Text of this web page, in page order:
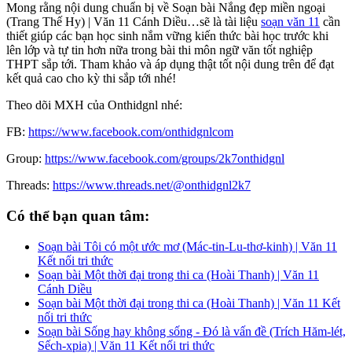
Mong rằng nội dung chuẩn bị về Soạn bài Nắng đẹp miền ngoại
(Trang Thế Hy) | Văn 11 Cánh Diều…sẽ là tài liệu soạn văn 11 cần
thiết giúp các bạn học sinh nắm vững kiến thức bài học trước khi
lên lớp và tự tin hơn nữa trong bài thi môn ngữ văn tốt nghiệp
THPT sắp tới. Tham khảo và áp dụng thật tốt nội dung trên để đạt
kết quả cao cho kỳ thi sắp tới nhé!
Theo dõi MXH của Onthidgnl nhé:
FB: https://www.facebook.com/onthidgnlcom
Group: https://www.facebook.com/groups/2k7onthidgnl
Threads: https://www.threads.net/@onthidgnl2k7
Có thể bạn quan tâm:
Soạn bài Tôi có một ước mơ (Mác-tin-Lu-thơ-kinh) | Văn 11
Kết nối tri thức
Soạn bài Một thời đại trong thi ca (Hoài Thanh) | Văn 11
Cánh Diều
Soạn bài Một thời đại trong thi ca (Hoài Thanh) | Văn 11 Kết
nối tri thức
Soạn bài Sống hay không sống - Đó là vấn đề (Trích Hăm-lét,
Sếch-xpia) | Văn 11 Kết nối tri thức